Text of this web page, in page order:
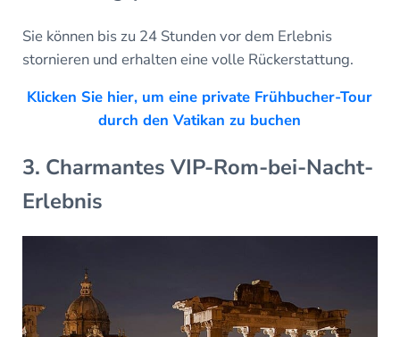
Sie können bis zu 24 Stunden vor dem Erlebnis
stornieren und erhalten eine volle Rückerstattung.
Klicken Sie hier, um eine private Frühbucher-Tour
durch den Vatikan zu buchen
3. Charmantes VIP-Rom-bei-Nacht-
Erlebnis